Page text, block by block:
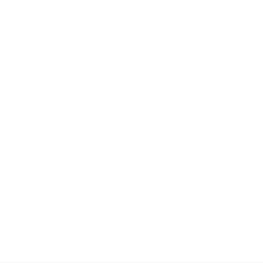
Magnesium Stearate, Pentaerythrityl
(Iron Oxides), Ci 77891 (Titanium
(Iron Oxides), Ci 77891 (Titanium Dioxide),
Stearate, Polyethylene,
Caprylic/Capric Triglyceride,
Oxides), Ci 77742 (Manganese Violet), Ci